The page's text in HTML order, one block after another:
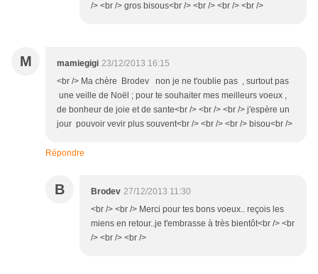
/> <br /> gros bisous<br /> <br /> <br /> <br />
M mamiegigi 23/12/2013 16:15
<br /> Ma chère Brodev non je ne t'oublie pas , surtout pas
une veille de Noël ; pour te souhaiter mes meilleurs voeux ,
de bonheur de joie et de sante<br /> <br /> <br /> j'espère un
jour pouvoir vevir plus souvent<br /> <br /> <br /> bisou<br />
Répondre
B Brodev 27/12/2013 11:30
<br /> <br /> Merci pour tes bons voeux.. reçois les
miens en retour..je t'embrasse à très bientôt<br /> <br
/> <br /> <br />